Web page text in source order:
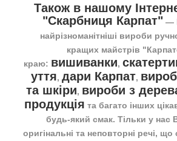
Також в нашому
"Скарбниця Карпат" ―
найрізноманітніші вироби
кращих майстрів
краю: вишиванки,
уття, дари Карпат,
та шкіри, вироби з
продукція та багато інших
будь-який смак. Тільки у нас
оригінальні та неповторні речі,